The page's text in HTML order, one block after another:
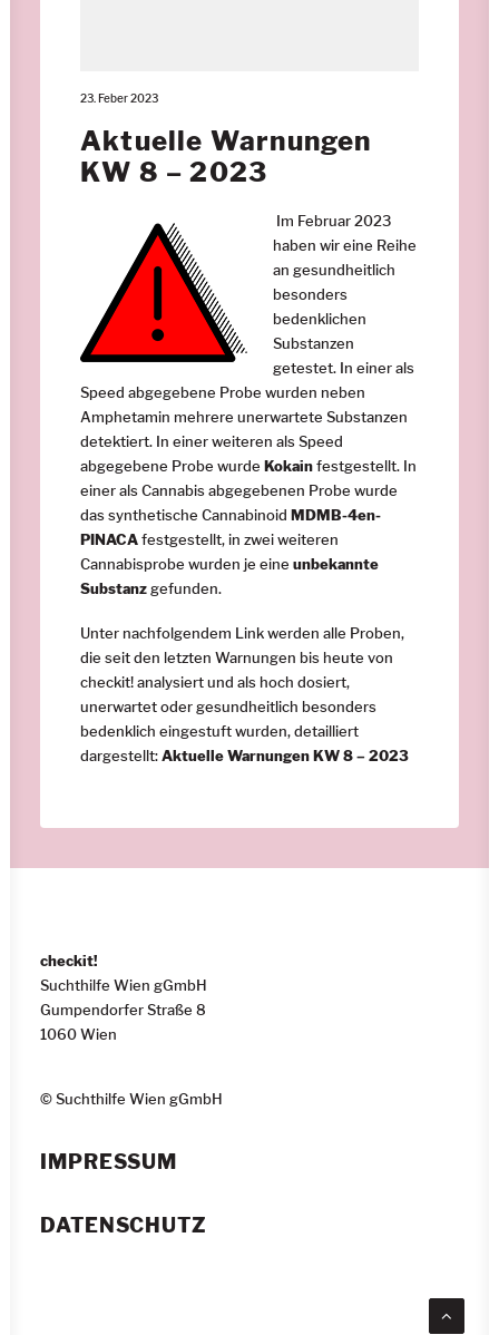
23. Feber 2023
Aktuelle Warnungen
KW 8 – 2023
Im Februar 2023
haben wir eine Reihe
an gesundheitlich
besonders
bedenklichen
Substanzen
getestet. In einer als
Speed abgegebene Probe wurden neben
Amphetamin mehrere unerwartete Substanzen
detektiert. In einer weiteren als Speed
abgegebene Probe wurde Kokainfestgestellt. In
einer als Cannabis abgegebenen Probe wurde
das synthetische Cannabinoid MDMB-4en-
PINACAfestgestellt, in zwei weiteren
Cannabisprobe wurden je eine unbekannte
Substanzgefunden.
Unter nachfolgendem Link werden alle Proben,
die seit den letzten Warnungen bis heute von
checkit! analysiert und als hoch dosiert,
unerwartet oder gesundheitlich besonders
bedenklich eingestuft wurden, detailliert
dargestellt:Aktuelle Warnungen KW 8 – 2023
checkit!
Suchthilfe Wien gGmbH
Gumpendorfer Straße 8
1060 Wien
© Suchthilfe Wien gGmbH
IMPRESSUM
DATENSCHUTZ